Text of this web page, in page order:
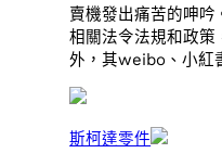
賣機發出痛苦的呻
相關法令法規和政策
外，其weibo、小紅
斯柯達零件